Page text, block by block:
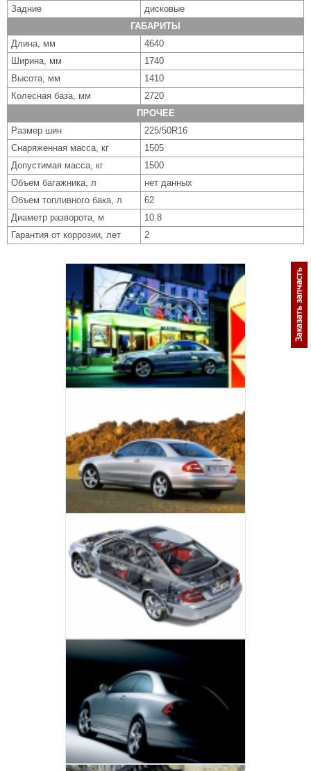
Задние
дисковые
ГАБАРИТЫ
Длина, мм
4640
Ширина, мм
1740
Высота, мм
1410
Колесная база, мм
2720
ПРОЧЕЕ
Размер шин
225/50R16
Снаряженная масса, кг
1505
Допустимая масса, кг
1500
Объем багажника, л
нет данных
Объем топливного бака, л
62
Диаметр разворота, м
10.8
Гарантия от коррозии, лет
2